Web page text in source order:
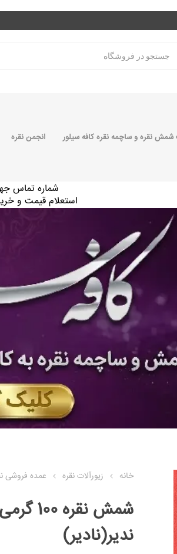
شمش نقره و ساچمه نقره کافه سیلور انجمن نقره
شماره تماس
استعلام قیمت و خرید
خانه زیورآلات نقره عمده فروشی
شمش نقره 100 گرمی
ندیر(نادیر)